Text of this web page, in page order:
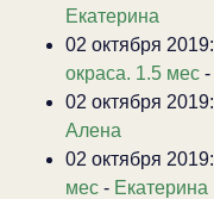
Екатерина
02 октября 2019:
окраса. 1.5 мес -
02 октября 2019:
Алена
02 октября 2019:
мес - Екатерина